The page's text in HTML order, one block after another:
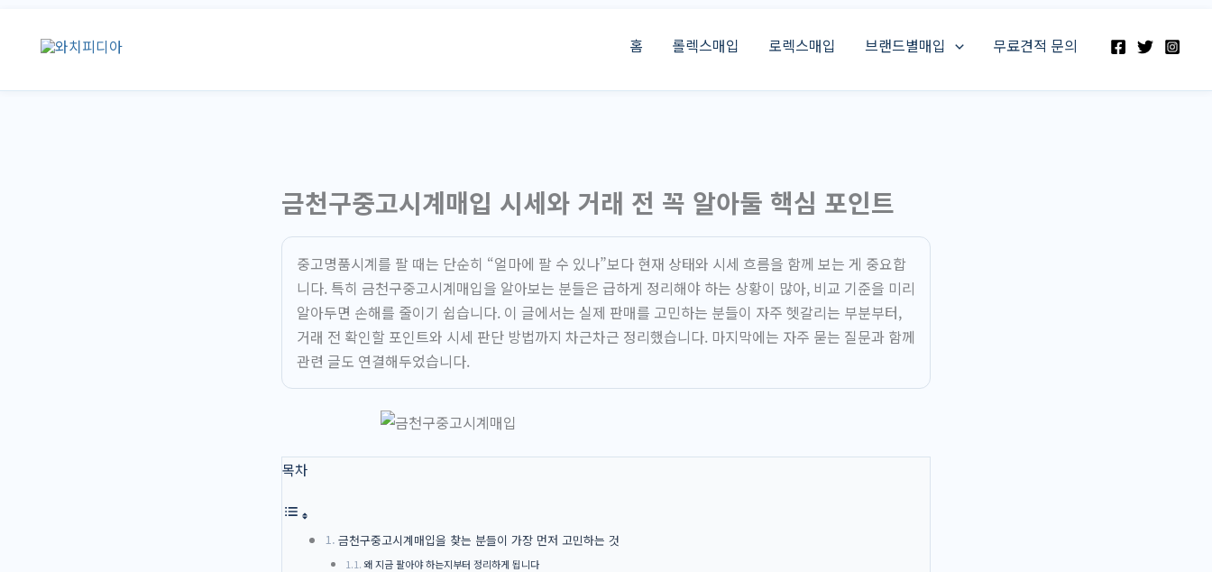
로
홈 롤렉스매입 로렉스매입 브랜드별매입 무료견적 문의
금천구중고시계매입 시세와 거래 전 꼭 알아둘 핵심 포인트
중고명품시계를 팔 때는 단순히 “얼마에 팔 수 있나”보다 현재 상태와 시세 흐름을 함께 보는 게 중요합
니다. 특히 금천구중고시계매입을 알아보는 분들은 급하게 정리해야 하는 상황이 많아, 비교 기준을 미리
알아두면 손해를 줄이기 쉽습니다. 이 글에서는 실제 판매를 고민하는 분들이 자주 헷갈리는 부분부터,
거래 전 확인할 포인트와 시세 판단 방법까지 차근차근 정리했습니다. 마지막에는 자주 묻는 질문과 함께
관련 글도 연결해두었습니다.
목차
금천구중고시계매입을 찾는 분들이 가장 먼저 고민하는 것
왜 지금 팔아야 하는지부터 정리하게 됩니다